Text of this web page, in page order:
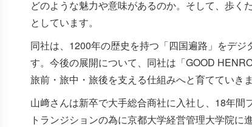
どのような魅力や意味があるのか。そして、歩
としています。
同社は、1200年の歴史を持つ「四国遍路」をデ
す。今後の展開について、同社は「GOOD
旅前・旅中・旅後を支える仕組みへと育てていき
山﨑さんは新卒で大手総合商社に入社し、18年
トランジションの為に京都大学経営管理大学院に進